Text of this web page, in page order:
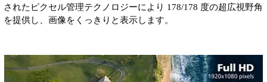
されたピクセル管理テクノロジーにより 178/178 度の超広視野角
を提供し、画像をくっきりと表示します。